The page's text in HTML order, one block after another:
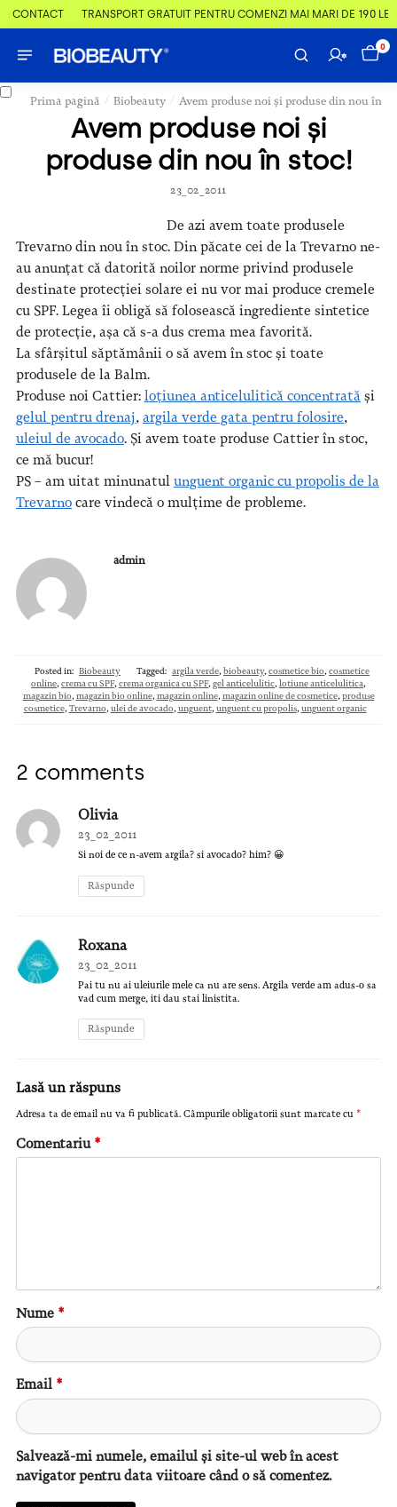
CONTACT TRANSPORT GRATUIT PENTRU COMENZI MAI MARI DE 190 LEI
0
Prima pagină / Biobeauty / Avem produse noi și produse din nou în
Avem produse noi și
produse din nou în stoc!
23_02_2011
De azi avem toate produsele
Trevarno din nou în stoc. Din păcate cei de la Trevarno ne-
au anunțat că datorită noilor norme privind produsele
destinate protecției solare ei nu vor mai produce cremele
cu SPF. Legea îi obligă să folosească ingrediente sintetice
de protecție, așa că s-a dus crema mea favorită.
La sfârșitul săptămânii o să avem în stoc și toate
produsele de la Balm.
Produse noi Cattier: loțiunea anticelulitică concentrată și
gelul pentru drenaj, argila verde gata pentru folosire,
uleiul de avocado. Și avem toate produse Cattier în stoc,
ce mă bucur!
PS – am uitat minunatul unguent organic cu propolis de la
Trevarno care vindecă o mulțime de probleme.
admin
Posted in: Biobeauty Tagged: argila verde, biobeauty, cosmetice bio, cosmetice
online, crema cu SPF, crema organica cu SPF, gel anticelulitic, lotiune anticelulitica,
magazin bio, magazin bio online, magazin online, magazin online de cosmetice, produse
cosmetice, Trevarno, ulei de avocado, unguent, unguent cu propolis, unguent organic
2 comments
Olivia
23_02_2011
Si noi de ce n-avem argila? si avocado? him? 😀
Răspunde
Roxana
23_02_2011
Pai tu nu ai uleiurile mele ca nu are sens. Argila verde am adus-o sa
vad cum merge, iti dau stai linistita.
Răspunde
Lasă un răspuns
Adresa ta de email nu va fi publicată. Câmpurile obligatorii sunt marcate cu *
Comentariu *
Nume *
Email *
Salvează-mi numele, emailul și site-ul web în acest
navigator pentru data viitoare când o să comentez.